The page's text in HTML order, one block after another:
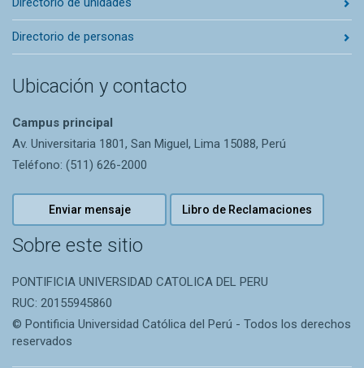
Directorio de personas
Ubicación y contacto
Campus principal
Av. Universitaria 1801, San Miguel, Lima 15088, Perú
Teléfono: (511) 626-2000
Enviar mensaje Libro de Reclamaciones
Sobre este sitio
PONTIFICIA UNIVERSIDAD CATOLICA DEL PERU
RUC: 20155945860
© Pontificia Universidad Católica del Perú - Todos los derechos
reservados